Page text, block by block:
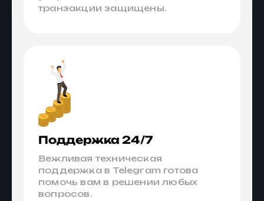
транзакции защищены.
Поддержка 24/7
Вежливая техническая
поддержка в Telegram готова
помочь вам в решении любых
вопросов.